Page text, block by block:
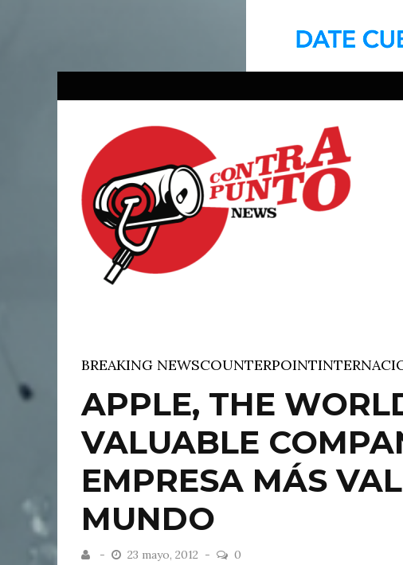
BREAKING NEWSCOUNTERPOINT
APPLE, THE
VALUABLE
EMPRESA MÁS
MUNDO
23 mayo, 2012 0